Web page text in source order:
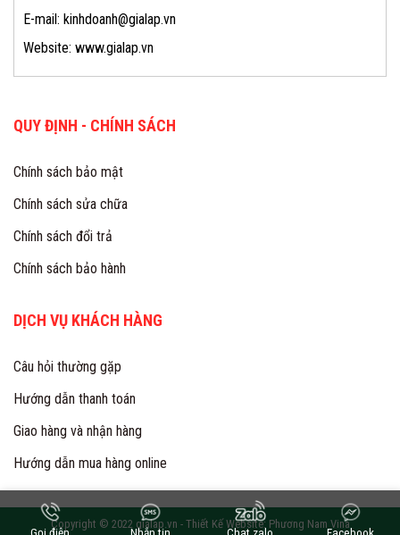
E-mail: kinhdoanh@gialap.vn
Website: www.gialap.vn
QUY ĐỊNH - CHÍNH SÁCH
Chính sách bảo mật
Chính sách sửa chữa
Chính sách đổi trả
Chính sách bảo hành
DỊCH VỤ KHÁCH HÀNG
Câu hỏi thường gặp
Hướng dẫn thanh toán
Giao hàng và nhận hàng
Hướng dẫn mua hàng online
Copyright © 2022 gialap.vn - Thiết Kế Website: Phương Nam Vina